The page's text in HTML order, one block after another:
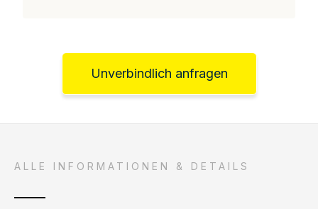
Unverbindlich anfragen
ALLE INFORMATIONEN & DETAILS